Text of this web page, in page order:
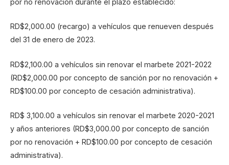
por no renovación durante el plazo establecido:
RD$2,000.00 (recargo) a vehículos que renueven después
del 31 de enero de 2023.
RD$2,100.00 a vehículos sin renovar el marbete 2021-2022
(RD$2,000.00 por concepto de sanción por no renovación +
RD$100.00 por concepto de cesación administrativa).
RD$ 3,100.00 a vehículos sin renovar el marbete 2020-2021
y años anteriores (RD$3,000.00 por concepto de sanción
por no renovación + RD$100.00 por concepto de cesación
administrativa).